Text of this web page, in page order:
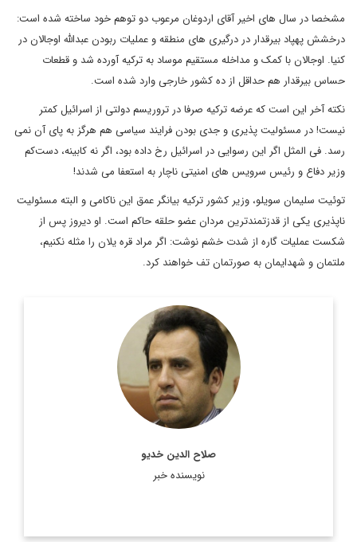
در سال های اخیر آقای اردوغان مرعوب دو توهم خود ساخته شده است:
پهپاد بیرقدار در درگیری های منطقه و عملیات ربودن عبدالله اوجالان در
اوجالان با کمک و مداخله مستقیم موساد به ترکیه آورده شد و قطعات
بیرقدار هم حداقل از ده کشور خارجی وارد شده است.
آخر این است که عرضه ترکیه صرفا در تروریسم دولتی از اسرائیل کمتر
در مسئولیت پذیری و جدی بودن فرایند سیاسی هم هرگز به پای آن نمی
فی المثل اگر این رسوایی در اسرائیل رخ داده بود، اگر نه کابینه، دست‌کم
دفاع و رئیس سرویس های امنیتی ناچار به استعفا می شدند!
سلیمان سویلو، وزیر کشور ترکیه بیانگر عمق این ناکامی و البته مسئولیت
یکی از قدزتمندترین مردان عضو حلقه حاکم است. او دیروز پس از
عملیات گاره از شدت خشم نوشت: اگر مراد قره یلان را مثله نکنیم،
و شهدایمان به صورتمان تف خواهند کرد.
صلاح الدین خدیو
نویسنده خبر
کارشناس مسائل بین الملل و پژوهشگر مسائل کردی
اطلاعات بیشتر